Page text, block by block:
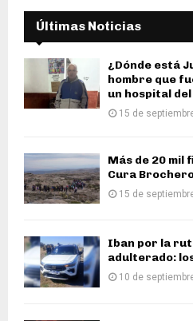
Últimas Noticias
¿Dónde está
hombre que
un hospital
15 de
Más de 20 mil
Cura
15 de
Iban por la
adulterado:
10 de